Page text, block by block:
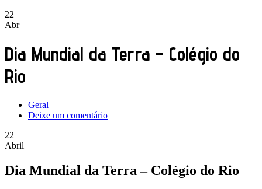
22
Abr
Dia Mundial da Terra – Colégio do
Rio
Geral
Deixe um comentário
22
Abril
Dia Mundial da Terra – Colégio do Rio